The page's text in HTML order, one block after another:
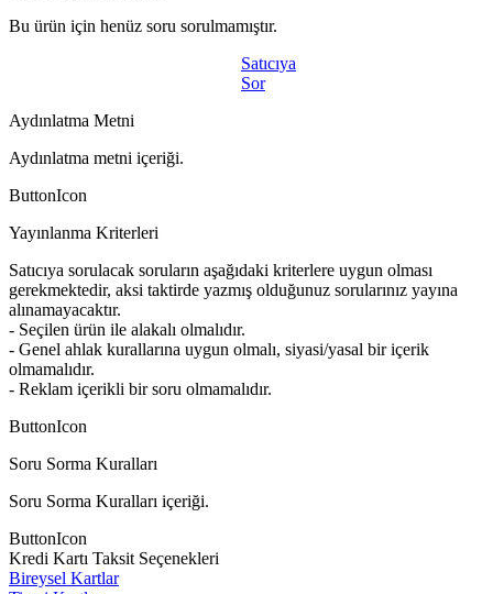
Bu ürün için henüz soru sorulmamıştır.
Satıcıya
Sor
Aydınlatma Metni
Aydınlatma metni içeriği.
ButtonIcon
Yayınlanma Kriterleri
Satıcıya sorulacak soruların aşağıdaki kriterlere uygun olması
gerekmektedir, aksi taktirde yazmış olduğunuz sorularınız yayına
alınamayacaktır.
- Seçilen ürün ile alakalı olmalıdır.
- Genel ahlak kurallarına uygun olmalı, siyasi/yasal bir içerik
olmamalıdır.
- Reklam içerikli bir soru olmamalıdır.
ButtonIcon
Soru Sorma Kuralları
Soru Sorma Kuralları içeriği.
ButtonIcon
Kredi Kartı Taksit Seçenekleri
Bireysel Kartlar